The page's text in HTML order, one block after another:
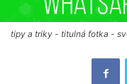
tipy a triky - titulná fotka -